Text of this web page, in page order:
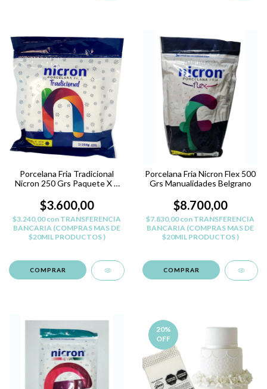
Porcelana Fria Tradicional
Nicron 250 Grs Paquete X 1
$3.600,00
$3.240,00con TRANSFERENCIA
BANCARIA (COMPRAS MAS DE
$20MIL PRODUCTOS )
Porcelana Fria Nicron Flex 500
Grs Manualidades Belgrano
$8.700,00
$7.830,00con TRANSFERENCIA
BANCARIA (COMPRAS MAS DE
$20MIL PRODUCTOS )
20%
OFF